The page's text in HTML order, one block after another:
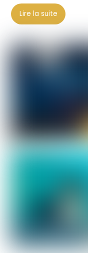
Lire la suite